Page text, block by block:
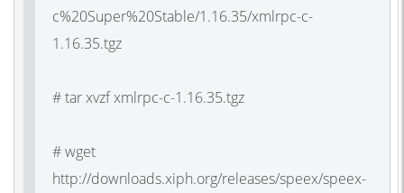
c%20Super%20Stable/1.16.35/xmlrpc-c-
1.16.35.tgz
# tar xvzf xmlrpc-c-1.16.35.tgz
# wget
http://downloads.xiph.org/releases/speex/speex-